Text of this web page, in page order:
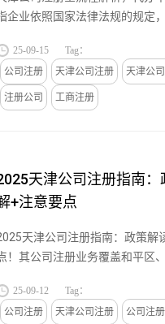
企业依照国家法律法规的规定
的类型主要包括有限责任公...
25-09-15
Tag：
公司注册
天津公司注册 天津公
注册公司 工商注册
天津公司注册指南
+注意要点
天津公司注册指南：政策解
！其公司注册业务覆盖和平区
区、武清区、宝坻区、静海...
25-09-12
Tag：
公司注册
天津公司注册 公司注